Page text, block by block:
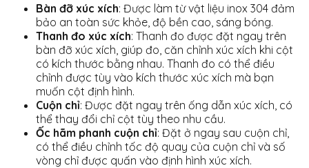
Bàn đỡ xúc xích: Được làm từ vật liệu inox 304 đảm
bảo an toàn sức khỏe, độ bền cao, sáng bóng.
Thanh đo xúc xích: Thanh đo được đặt ngay trên
bàn đỡ xúc xích, giúp đo, căn chỉnh xúc xích khi cột
có kích thước bằng nhau. Thanh đo có thể điều
chỉnh được tùy vào kích thước xúc xích mà bạn
muốn cột định hình.
Cuộn chỉ: Được đặt ngay trên ống dẫn xúc xích, có
thể thay đổi chỉ cột tùy theo nhu cầu.
Ốc hãm phanh cuộn chỉ: Đặt ở ngay sau cuộn chỉ,
có thể điều chỉnh tốc độ quay của cuộn chỉ và số
vòng chỉ được quấn vào định hình xúc xích.